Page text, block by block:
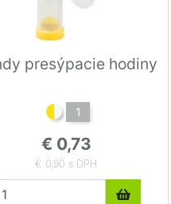
presýpacie hodiny
1
€ 0,73
€ 0,90 s DPH